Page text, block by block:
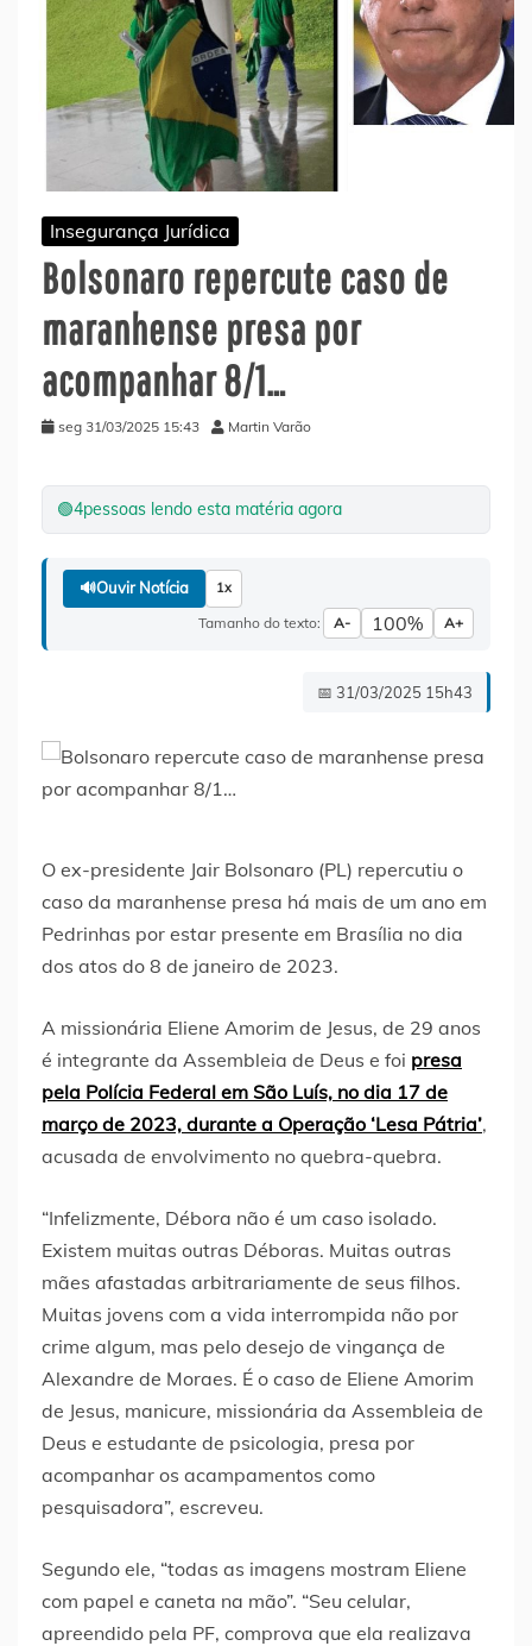
Insegurança Jurídica
Bolsonaro repercute caso de
maranhense presa por
acompanhar 8/1…
seg 31/03/2025 15:43 Martin Varão
🟢4pessoas lendo esta matéria agora
🔊Ouvir Notícia 1x
Tamanho do texto: A- 100% A+
📅 31/03/2025 15h43
O ex-presidente Jair Bolsonaro (PL) repercutiu o
caso da maranhense presa há mais de um ano em
Pedrinhas por estar presente em Brasília no dia
dos atos do 8 de janeiro de 2023.
A missionária Eliene Amorim de Jesus, de 29 anos
é integrante da Assembleia de Deus e foi presa
pela Polícia Federal em São Luís, no dia 17 de
março de 2023, durante a Operação ‘Lesa Pátria’,
acusada de envolvimento no quebra-quebra.
“Infelizmente, Débora não é um caso isolado.
Existem muitas outras Déboras. Muitas outras
mães afastadas arbitrariamente de seus filhos.
Muitas jovens com a vida interrompida não por
crime algum, mas pelo desejo de vingança de
Alexandre de Moraes. É o caso de Eliene Amorim
de Jesus, manicure, missionária da Assembleia de
Deus e estudante de psicologia, presa por
acompanhar os acampamentos como
pesquisadora”, escreveu.
Segundo ele, “todas as imagens mostram Eliene
com papel e caneta na mão”. “Seu celular,
apreendido pela PF, comprova que ela realizava